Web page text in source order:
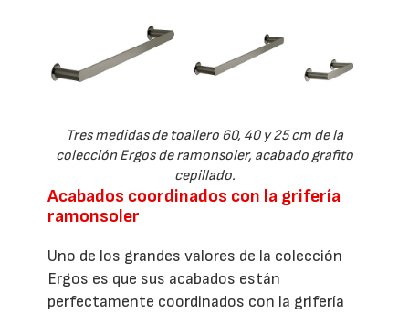
Tres medidas de toallero 60, 40 y 25 cm de la
colección Ergos de ramonsoler, acabado grafito
cepillado.
Acabados coordinados con la grifería
ramonsoler
Uno de los grandes valores de la colección
Ergos es que sus acabados están
perfectamente coordinados con la grifería